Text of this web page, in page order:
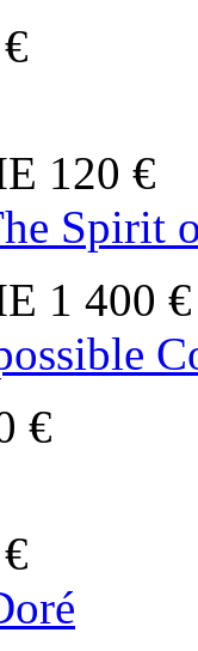
120 €
Spirit
1 400 €
€